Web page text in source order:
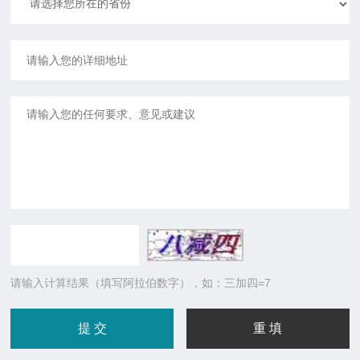
请输入计算结果（填写阿拉伯数字），如：三加四=7